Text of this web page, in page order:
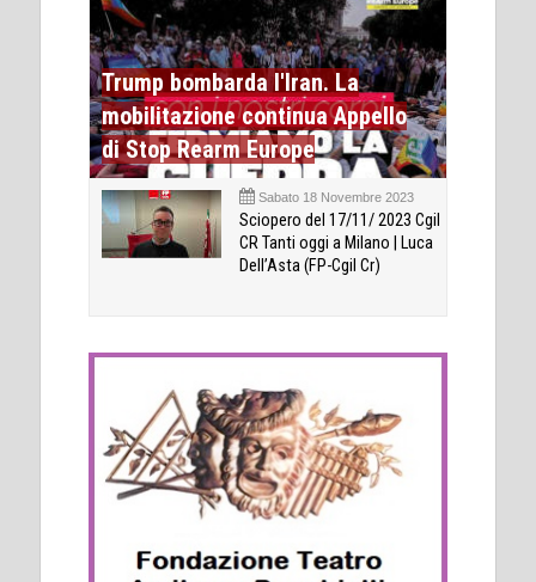
Trump bombarda l'Iran. La
mobilitazione continua Appello
di Stop Rearm Europe
Sabato 18 Novembre 2023
Sciopero del 17/11/ 2023 Cgil
CR Tanti oggi a Milano | Luca
Dell’Asta (FP-Cgil Cr)